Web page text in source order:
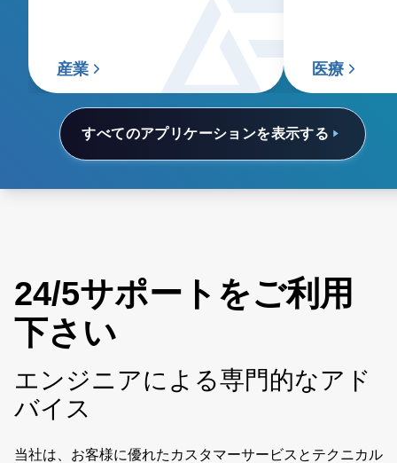
すべてのアプリケーションを表示する
産業 医療
24/5サポートをご利用
下さい
エンジニアによる専門的なアド
バイス
当社は、お客様に優れたカスタマーサービスとテクニカル